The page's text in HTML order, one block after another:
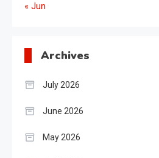
« Jun
Archives
July 2026
June 2026
May 2026